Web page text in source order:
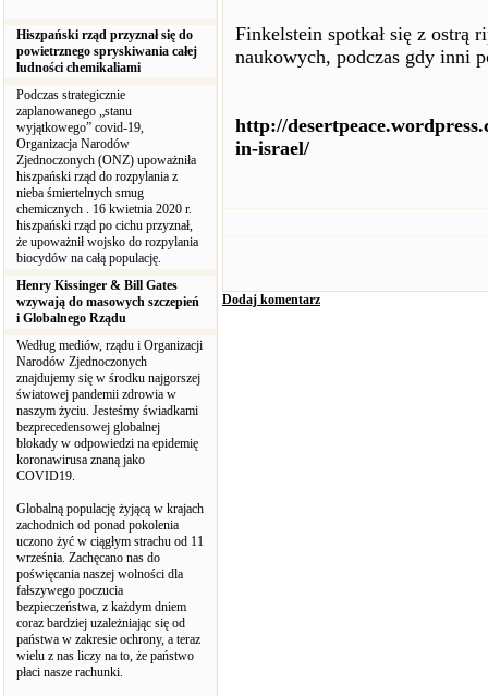
Hiszpański rząd przyznał się do
powietrznego spryskiwania całej
ludności chemikaliami
Podczas strategicznie
zaplanowanego „stanu
wyjątkowego” covid-19,
Organizacja Narodów
Zjednoczonych (ONZ) upoważniła
hiszpański rząd do rozpylania z
nieba śmiertelnych smug
chemicznych . 16 kwietnia 2020 r.
hiszpański rząd po cichu przyznał,
że upoważnił wojsko do rozpylania
biocydów na całą populację.
Henry Kissinger & Bill Gates
wzywają do masowych szczepień
i Globalnego Rządu
Według mediów, rządu i Organizacji
Narodów Zjednoczonych
znajdujemy się w środku najgorszej
światowej pandemii zdrowia w
naszym życiu. Jesteśmy świadkami
bezprecedensowej globalnej
blokady w odpowiedzi na epidemię
koronawirusa znaną jako
COVID19.
Globalną populację żyjącą w krajach
zachodnich od ponad pokolenia
uczono żyć w ciągłym strachu od 11
września. Zachęcano nas do
poświęcania naszej wolności dla
fałszywego poczucia
bezpieczeństwa, z każdym dniem
coraz bardziej uzależniając się od
państwa w zakresie ochrony, a teraz
wielu z nas liczy na to, że państwo
płaci nasze rachunki.
Finkelstein spotkał się z ostrą
naukowych, podczas gdy inni
http://
in-israel/
Dodaj komentarz